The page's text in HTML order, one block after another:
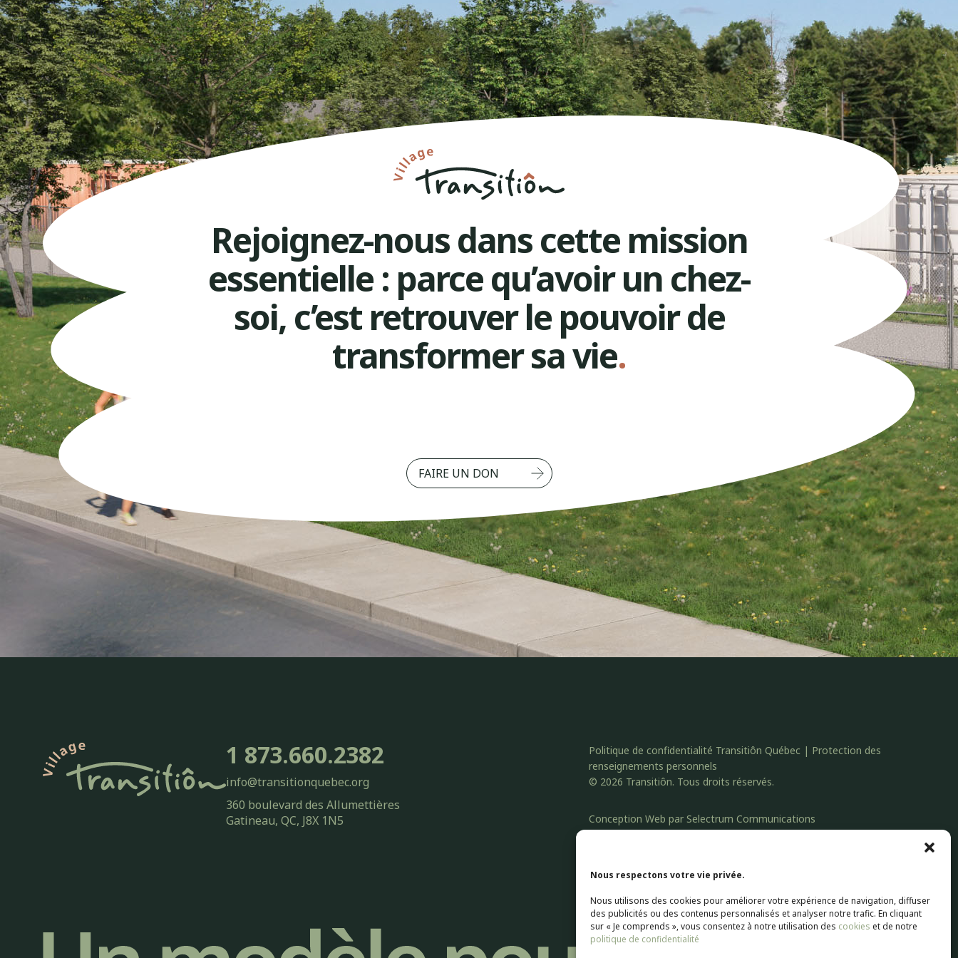
Nous respectons votre vie privée.
Nous utilisons des cookies pour améliorer votre expérience de navigation, diffuser
des publicités ou des contenus personnalisés et analyser notre trafic. En cliquant
sur « Je comprends », vous consentez à notre utilisation des cookies et de notre
politique de confidentialité
Rejoignez-nous dans cette mission
essentielle : parce qu’avoir un chez-
soi, c’est retrouver le pouvoir de
transformer sa vie.
FAIRE UN DON
1 873.660.2382
info@transitionquebec.org
360 boulevard des Allumettières
Gatineau, QC, J8X 1N5
Politique de confidentialité Transitiôn Québec | Protection des
renseignements personnels
© 2026 Transitiôn. Tous droits réservés.
Conception Web par Selectrum Communications
Web Marketing | SEO Référencement parAgence Pop Inc